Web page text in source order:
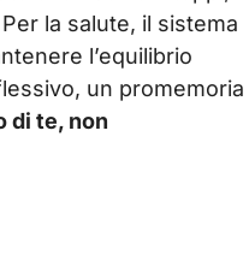
la salute, il sistema
l’equilibrio
un
di te, non